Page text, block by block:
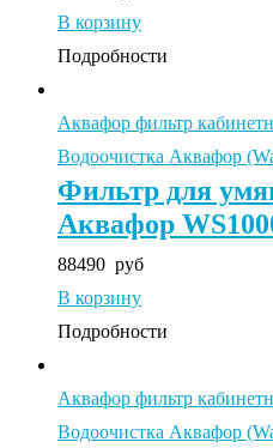
В корзину
Подробности
Аквафор фильтр
Водоочистка Аквафор
Фильтр для
Аквафор
88490 руб
В корзину
Подробности
Аквафор фильтр
Водоочистка Аквафор